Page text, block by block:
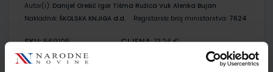
Autor(i): Danijel Orešić Igor Tišma Ružica Vuk Alenka Bujan
Nakladnik: ŠKOLSKA KNJIGA d.d. Registarski broj ministarstva: 7624
SKU:569105 CIJENA:13,24 €
ŠIFRA OMOTA: 500175